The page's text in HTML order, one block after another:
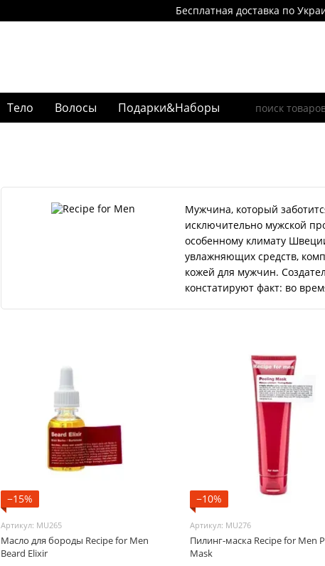
Бесплатная доставка по
Тело Волосы Подарки&Наборы
Мужчина, который
исключительно мужской
особенному климату
увлажняющих средств,
кожей для мужчин.
констатируют факт: во
−15%
Артикул: MU265
Масло для бороды Recipe for Men
Beard Elixir
−10%
Артикул: MU276
Пилинг-маска Recipe for Men
Mask